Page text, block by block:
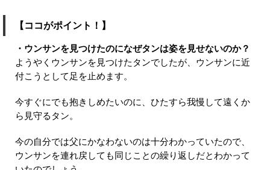
【ココがポイント！】
・ウンサンを見つけたのになぜタンは姿を見せないのか？
ようやくウンサンを見つけたタンでしたが、ウンサンに近
付こうとして足を止めます。
今すぐにでも抱きしめたいのに、ひたすら我慢して遠くか
ら見守るタン。
今の自分では父にかなわないのは十分わかっていたので、
ウンサンを連れ戻しても同じことの繰り返しだとわかって